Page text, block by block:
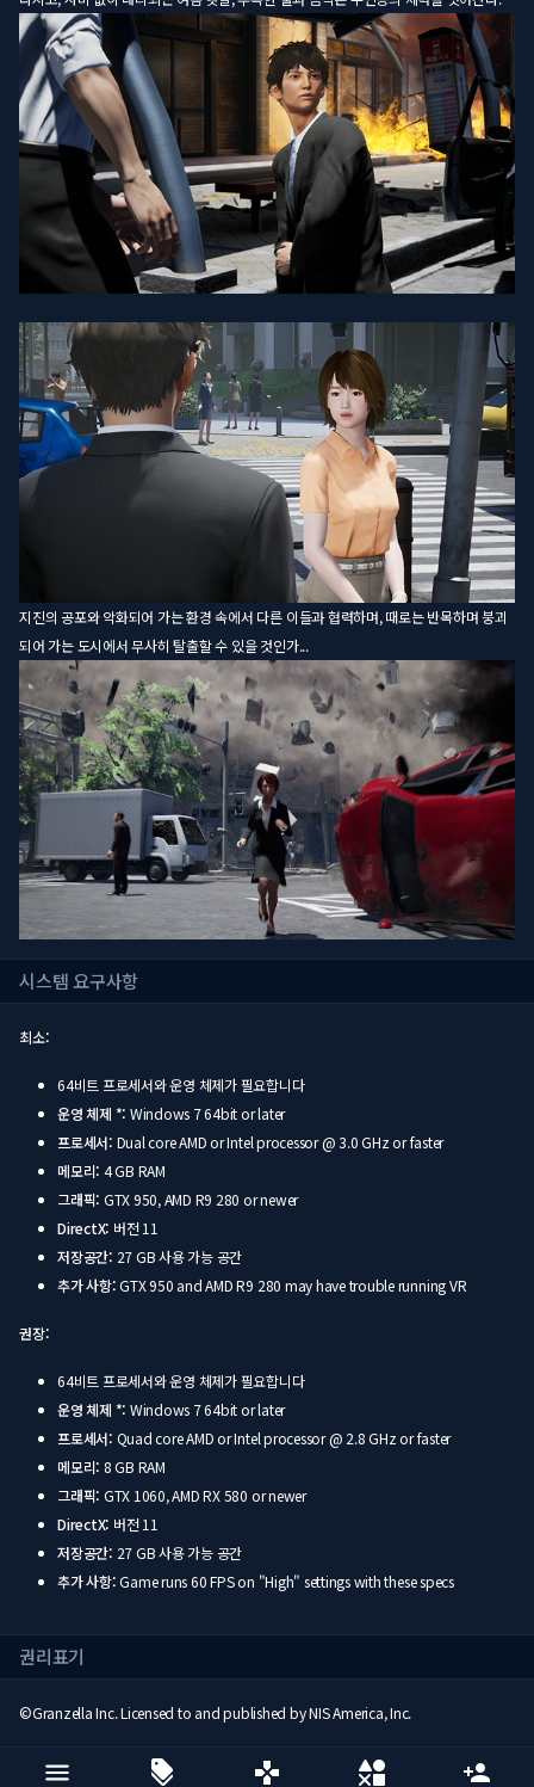
지진의 공포와 악화되어 가는 환경 속에서 다른 이들과 협력하며, 때로는 반목하며 붕괴
되어 가는 도시에서 무사히 탈출할 수 있을 것인가...
시스템 요구사항
최소:
64비트 프로세서와 운영 체제가 필요합니다
운영 체제 *: Windows 7 64bit or later
프로세서: Dual core AMD or Intel processor @ 3.0 GHz or faster
메모리: 4 GB RAM
그래픽: GTX 950, AMD R9 280 or newer
DirectX: 버전 11
저장공간: 27 GB 사용 가능 공간
추가 사항:GTX 950 and AMD R9 280 may have trouble running VR
권장:
64비트 프로세서와 운영 체제가 필요합니다
운영 체제 *: Windows 7 64bit or later
프로세서: Quad core AMD or Intel processor @ 2.8 GHz or faster
메모리: 8 GB RAM
그래픽: GTX 1060, AMD RX 580 or newer
DirectX: 버전 11
저장공간: 27 GB 사용 가능 공간
추가 사항:Game runs 60 FPS on "High" settings with these specs
권리표기
©Granzella Inc. Licensed to and published by NIS America, Inc.